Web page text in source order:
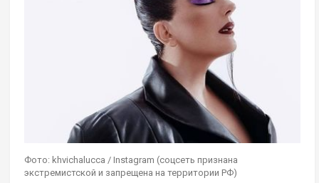
Фото: khvichalucca / Instagram (соцсеть признана
экстремистской и запрещена на территории РФ)